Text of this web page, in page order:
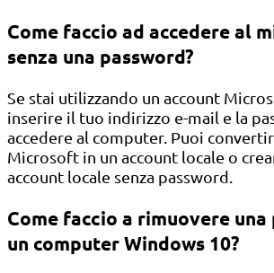
Come faccio ad accedere al
senza una password?
Se stai utilizzando un account
inserire il tuo indirizzo e-mail e la
accedere al computer. Puoi
Microsoft in un account locale o
account locale senza password.
Come faccio a rimuovere una
un computer Windows 10?